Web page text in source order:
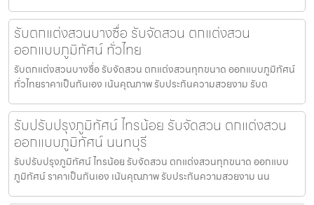
รับตกแต่งสวนบางซื่อ รับจัดสวน ตกแต่งสวน
ออกแบบภูมิทัศน์ ทั่วไทย
รับตกแต่งสวนบางซื่อ รับจัดสวน ตกแต่งสวนทุกขนาด ออกแบบภูมิทัศน์
ทั่วไทยราคาเป็นกันเอง เน้นคุณภาพ รับประกันความสวยงาม รับต
รับปรับปรุงภูมิทัศน์ ไทรน้อย รับจัดสวน ตกแต่งสวน
ออกแบบภูมิทัศน์ นนทบุรี
รับปรับปรุงภูมิทัศน์ ไทรน้อย รับจัดสวน ตกแต่งสวนทุกขนาด ออกแบบ
ภูมิทัศน์ ราคาเป็นกันเอง เน้นคุณภาพ รับประกันความสวยงาม นน